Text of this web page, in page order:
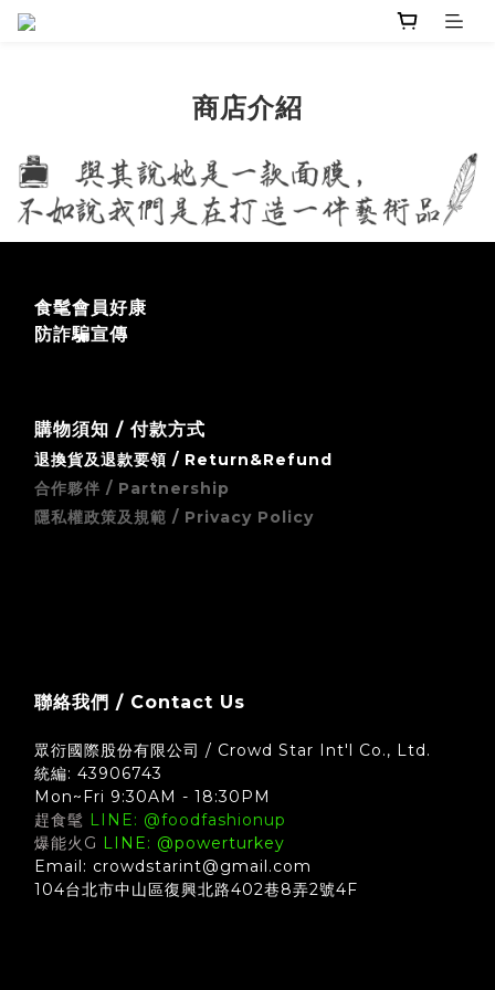
商店介紹
食髦會員好康
防詐騙宣傳
購物須知 / 付款方式
退換貨及退款要領 / Return&Refund
合作夥伴 / Partnership
隱私權政策及規範 / Privacy Policy
聯絡我們 / Contact Us
眾衍國際股份有限公司 / Crowd Star Int'l Co., Ltd.
統編: 43906743
Mon~Fri 9:30AM - 18:30PM
趕食髦 LINE: @foodfashionup
爆能火G LINE: @powerturkey
Email: crowdstarint@gmail.com
104台北市中山區復興北路402巷8弄2號4F